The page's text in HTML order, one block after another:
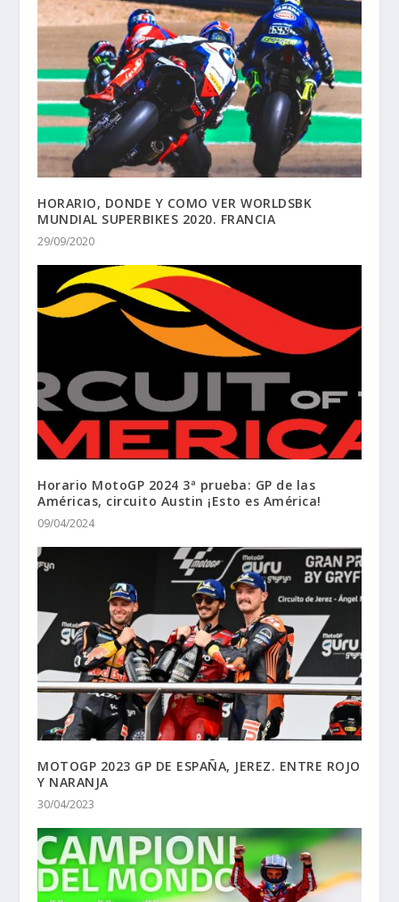
HORARIO, DONDE Y COMO VER WORLDSBK
MUNDIAL SUPERBIKES 2020. FRANCIA
29/09/2020
Horario MotoGP 2024 3ª prueba: GP de las
Américas, circuito Austin ¡Esto es América!
09/04/2024
MOTOGP 2023 GP DE ESPAÑA, JEREZ. ENTRE ROJO
Y NARANJA
30/04/2023